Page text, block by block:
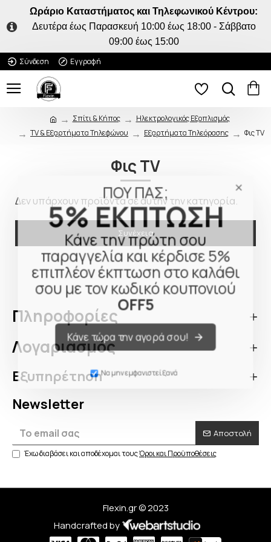
ΠΟΥ ΠΑΣ;
5% ΕΚΠΤΩΣΗ
Κάνε την πρώτη σου
παραγγελία και κέρδισε 5%
επιπλέον έκπτωση στο καλάθι
σου με τον κωδικό κουπονιού
OFF5
Κάνε τώρα την αγορά σου!
Να μην εμφανιστεί ξανά
Ωράριο Καταστήματος και Τηλεφωνικού Κέντρου:
Δευτέρα έως Παρασκευή 10:00 έως 18:00 - Σάββατο
09:00 έως 15:00
Σύνδεση
Εγγραφή
Σπίτι & Κήπος
Ηλεκτρολογικός Εξοπλισμός
TV & Εξαρτήματα Τηλεφώνου
Εξαρτήματα Τηλεόρασης Φις TV
Φις TV
Δεν υπάρχουν προϊόντα σε αυτήν την κατηγορία.
Συνέχεια
Πληροφορίες
Λογαριασμός
Εξυπηρέτηση
Newsletter
Αποστολή
Έχω διαβάσει και αποδέχομαι τουςΌροι και Προϋποθέσεις
Flexin.gr © 2023
Handcrafted by